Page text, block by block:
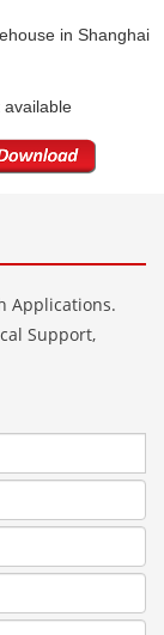
in Shanghai
available